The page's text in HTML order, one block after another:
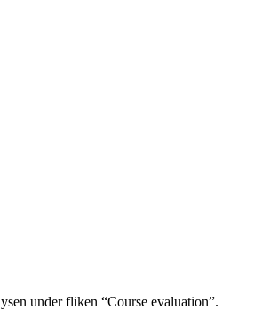
under fliken “Course evaluation”.